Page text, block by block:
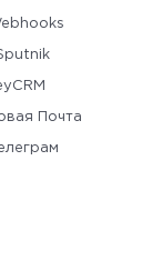
Почта